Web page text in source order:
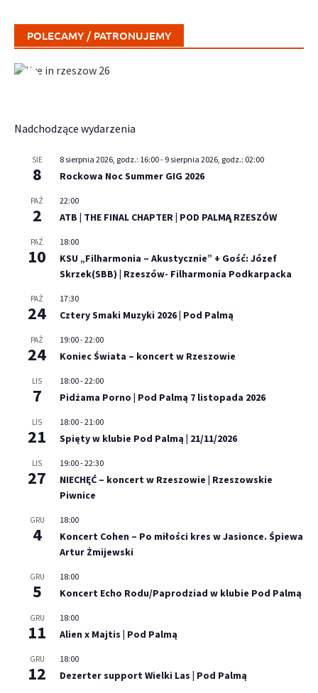
POLECAMY / PATRONUJEMY
Nadchodzące wydarzenia
SIE
8
8 sierpnia 2026, godz.: 16:00- 9 sierpnia 2026, godz.: 02:00
Rockowa Noc Summer GIG 2026
PAŹ
2
22:00
ATB | THE FINAL CHAPTER | POD PALMĄ RZESZÓW
PAŹ
10
18:00
KSU „Filharmonia – Akustycznie” + Gość: Józef
Skrzek(SBB) | Rzeszów- Filharmonia Podkarpacka
PAŹ
24
17:30
Cztery Smaki Muzyki 2026 | Pod Palmą
PAŹ
24
19:00-22:00
Koniec Świata – koncert w Rzeszowie
LIS
7
18:00-22:00
Pidżama Porno | Pod Palmą 7 listopada 2026
LIS
21
18:00-21:00
Spięty w klubie Pod Palmą | 21/11/2026
LIS
27
19:00-22:30
NIECHĘĆ – koncert w Rzeszowie | Rzeszowskie
Piwnice
GRU
4
18:00
Koncert Cohen – Po miłości kres w Jasionce. Śpiewa
Artur Żmijewski
GRU
5
18:00
Koncert Echo Rodu/Paprodziad w klubie Pod Palmą
GRU
11
18:00
Alien x Majtis | Pod Palmą
GRU
12
18:00
Dezerter support Wielki Las | Pod Palmą